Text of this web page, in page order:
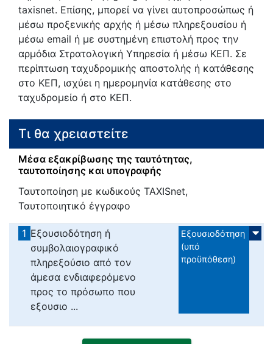
taxisnet. Επίσης, μπορεί να γίνει αυτοπροσώπως ή
μέσω προξενικής αρχής ή μέσω πληρεξουσίου ή
μέσω email ή με συστημένη επιστολή προς την
αρμόδια Στρατολογική Υπηρεσία ή μέσω ΚΕΠ. Σε
περίπτωση ταχυδρομικής αποστολής ή κατάθεσης
στο ΚΕΠ, ισχύει η ημερομηνία κατάθεσης στο
ταχυδρομείο ή στο ΚΕΠ.
Τι θα χρειαστείτε
Μέσα εξακρίβωσης της ταυτότητας,
ταυτοποίησης και υπογραφής
Ταυτοποίηση με κωδικούς TAXISnet,
Ταυτοποιητικό έγγραφο
1 Εξουσιοδότηση ή
συμβολαιογραφικό
πληρεξούσιο από τον
άμεσα ενδιαφερόμενο
προς το πρόσωπο που
εξουσιο ...
Εξουσιοδότηση
(υπό
προϋπόθεση)